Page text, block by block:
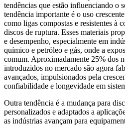
tendências que estão influenciando o
tendência importante é o uso
como ligas compostas e resistentes à
discos de ruptura. Esses materiais
e desempenho, especialmente em
químico e petróleo e gás, onde a
comum. Aproximadamente 25% dos
introduzidos no mercado são agora
avançados, impulsionados pela
confiabilidade e longevidade em
Outra tendência é a mudança para
personalizados e adaptados a
as indústrias avançam para